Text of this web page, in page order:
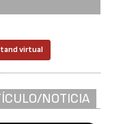
virtual
NOTICIA